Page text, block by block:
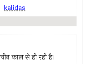
kalidas
काल से ही रही है।